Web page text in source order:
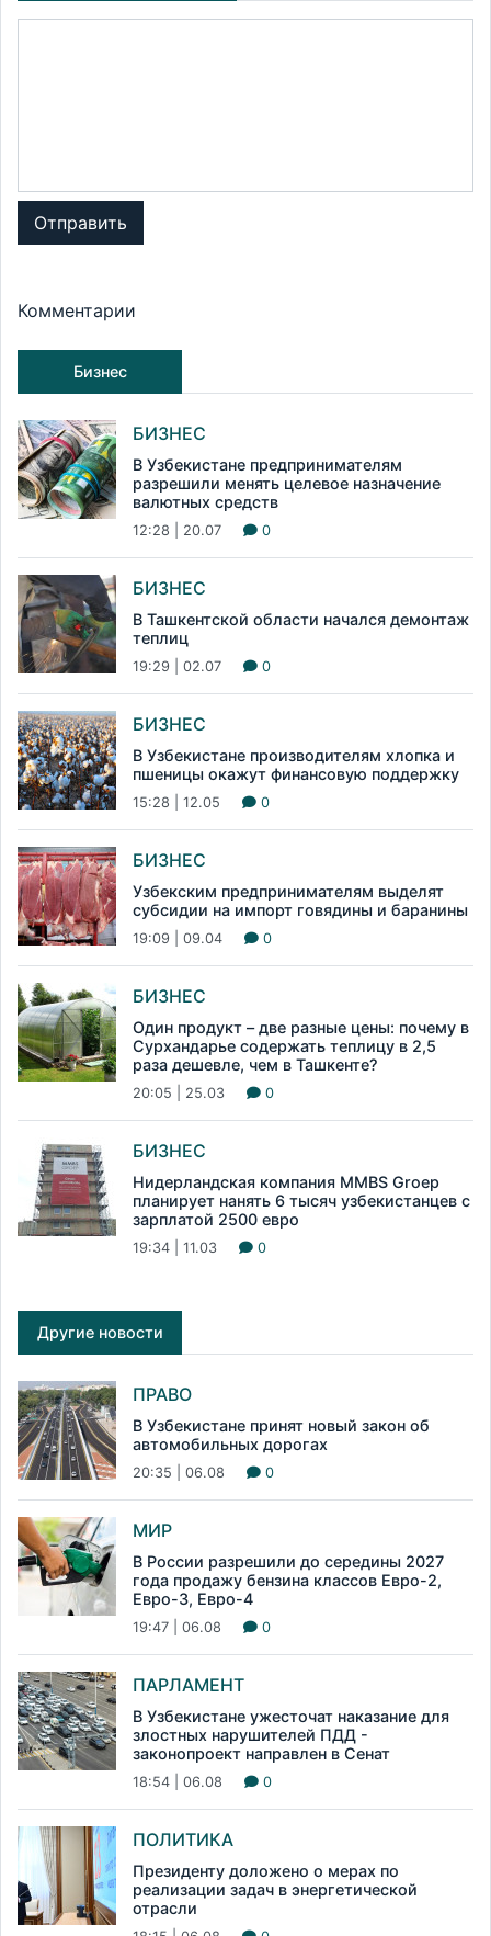
Отправить
Комментарии
Бизнес
БИЗНЕС
В Узбекистане предпринимателям
разрешили менять целевое назначение
валютных средств
12:28 | 20.07 0
БИЗНЕС
В Ташкентской области начался демонтаж
теплиц
19:29 | 02.07 0
БИЗНЕС
В Узбекистане производителям хлопка и
пшеницы окажут финансовую поддержку
15:28 | 12.05 0
БИЗНЕС
Узбекским предпринимателям выделят
субсидии на импорт говядины и баранины
19:09 | 09.04 0
БИЗНЕС
Один продукт – две разные цены: почему в
Сурхандарье содержать теплицу в 2,5
раза дешевле, чем в Ташкенте?
20:05 | 25.03 0
БИЗНЕС
Нидерландская компания MMBS Groep
планирует нанять 6 тысяч узбекистанцев с
зарплатой 2500 евро
19:34 | 11.03 0
Другие новости
ПРАВО
В Узбекистане принят новый закон об
автомобильных дорогах
20:35 | 06.08 0
МИР
В России разрешили до середины 2027
года продажу бензина классов Евро-2,
Евро-3, Евро-4
19:47 | 06.08 0
ПАРЛАМЕНТ
В Узбекистане ужесточат наказание для
злостных нарушителей ПДД -
законопроект направлен в Сенат
18:54 | 06.08 0
ПОЛИТИКА
Президенту доложено о мерах по
реализации задач в энергетической
отрасли